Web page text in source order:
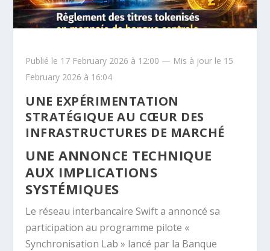
Publié le 17 February 2026 à 12:00 — Mis à jour le 15
February 2026 à 16:04
UNE EXPÉRIMENTATION
STRATÉGIQUE AU CŒUR DES
INFRASTRUCTURES DE MARCHÉ
UNE ANNONCE TECHNIQUE
AUX IMPLICATIONS
SYSTÉMIQUES
Le réseau interbancaireSwifta annoncé sa
participation au programme pilote «
Synchronisation Lab » lancé par la Banque